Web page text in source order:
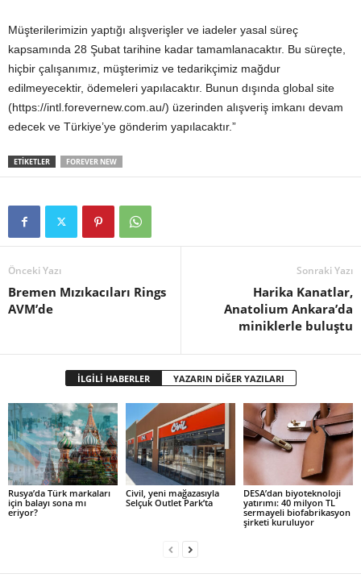
Müşterilerimizin yaptığı alışverişler ve iadeler yasal süreç
kapsamında 28 Şubat tarihine kadar tamamlanacaktır. Bu süreçte,
hiçbir çalışanımız, müşterimiz ve tedarikçimiz mağdur
edilmeyecektir, ödemeleri yapılacaktır. Bunun dışında global site
(https://intl.forevernew.com.au/) üzerinden alışveriş imkanı devam
edecek ve Türkiye’ye gönderim yapılacaktır.”
ETİKETLER FOREVER NEW
Önceki Yazı
Bremen Mızıkacıları Rings
AVM’de
Sonraki Yazı
Harika Kanatlar,
Anatolium Ankara’da
miniklerle buluştu
İLGİLİ HABERLER YAZARIN DİĞER YAZILARI
Rusya’da Türk markaları
için balayı sona mı
eriyor?
Civil, yeni mağazasıyla
Selçuk Outlet Park’ta
DESA’dan biyoteknoloji
yatırımı: 40 milyon TL
sermayeli biofabrikasyon
şirketi kuruluyor